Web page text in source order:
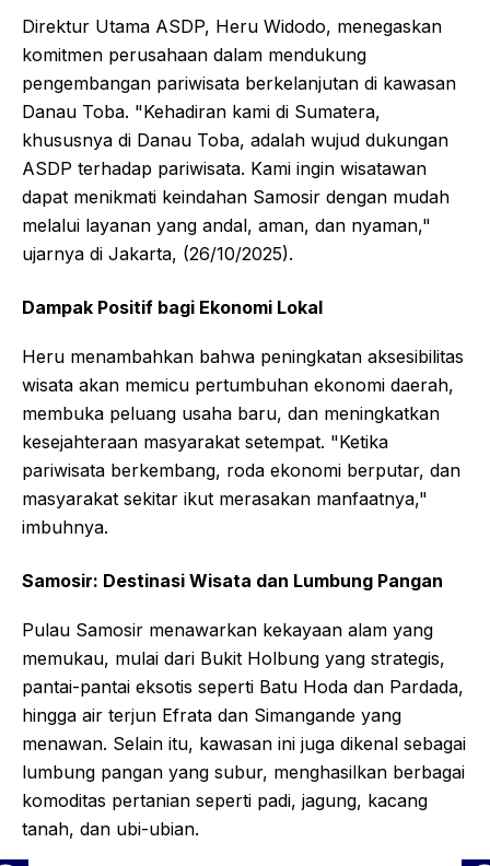
Direktur Utama ASDP, Heru Widodo, menegaskan
komitmen perusahaan dalam mendukung
pengembangan pariwisata berkelanjutan di kawasan
Danau Toba. "Kehadiran kami di Sumatera,
khususnya di Danau Toba, adalah wujud dukungan
ASDP terhadap pariwisata. Kami ingin wisatawan
dapat menikmati keindahan Samosir dengan mudah
melalui layanan yang andal, aman, dan nyaman,"
ujarnya di Jakarta, (26/10/2025).
Dampak Positif bagi Ekonomi Lokal
Heru menambahkan bahwa peningkatan aksesibilitas
wisata akan memicu pertumbuhan ekonomi daerah,
membuka peluang usaha baru, dan meningkatkan
kesejahteraan masyarakat setempat. "Ketika
pariwisata berkembang, roda ekonomi berputar, dan
masyarakat sekitar ikut merasakan manfaatnya,"
imbuhnya.
Samosir: Destinasi Wisata dan Lumbung Pangan
Pulau Samosir menawarkan kekayaan alam yang
memukau, mulai dari Bukit Holbung yang strategis,
pantai-pantai eksotis seperti Batu Hoda dan Pardada,
hingga air terjun Efrata dan Simangande yang
menawan. Selain itu, kawasan ini juga dikenal sebagai
lumbung pangan yang subur, menghasilkan berbagai
komoditas pertanian seperti padi, jagung, kacang
tanah, dan ubi-ubian.